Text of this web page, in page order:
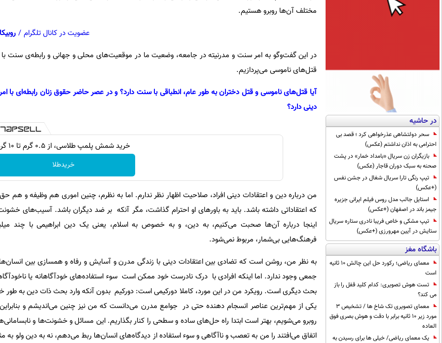
در حاشیه
سحر دولتشاهی عذرخواهی کرد ؛ قصد بی
احترامی به اذان نداشتم (عکس)
بازیگران زن سریال «بامداد خمار» در پشت
صحنه به سبک دوران قاجار (عکس)
تیپ رنگی تارا سریال شغال در جشن نفس
(+عکس)
استایل جالب مدل روس فیلم ایرانی جزیره
جیمز باند در اصفهان (+عکس)
تیپ مشکی و خاص فریبا نادری ستاره سریال
ستایش در آیین مهرورزی (+عکس)
باشگاه مغز
معمای ریاضی؛ رکورد حل این چالش 10 ثانیه
است
تست هوش تصویری: کدام کلید قفل را باز
می کند؟
معمای تصویری تک شاخ ها / تشخیص 3
مورد زیر 10 ثانیه برابر با دقت و هوش بصری فوق
العاده
یک معمای ریاضی/ خیلی ها برای رسیدن به
مختلف آن‌ها روبرو هستیم.
عضویت در کانال تلگرام / روبیکا
در این گفت‌وگو به امر سنت و مدرنیته در جامعه، وضعیت ما در موقعیت‌های محلی و جهانی و رابطه‌ی سنت
قتل‌های ناموسی می‌پردازیم.
آیا قتل‌های ناموسی و قتل دختران به طور عام، انطباقی با سنت دارد؟ و در عصر حاضر حقوق زنان رابطه‌ای با
دینی دارد؟
خرید شمش پلمپ طلاسی، از ۰.۵ گرم تا ۱۰ گرم
خریدطلا
من درباره دین و اعتقادات دینی افراد، صلاحیت اظهار نظر ندارم. اما به نظرم، چنین اموری هم وظیفه و
که اعتقاداتی داشته باشد. باید به باورهای او احترام گذاشت، مگر آنکه بر ضد دیگران باشد. آسیب‌های
اینجا درباره آن‌ها صحبت می‌کنیم، به دین، و به خصوص به اسلام، یعنی یک دین ابراهیمی با چند
فرهنگ‌هایی بی‌شمار، مربوط نمی‌شود.
به نظر من، روشن است که تضادی بین اعتقادات دینی با زندگی مدرن و آسایش و رفاه و همسازی بین
جمعی وجود ندارد. اما اینکه افرادی با درک نادرست خود ممکن است سوء استفاده‌های خودآگاهانه یا
بحث دیگری است. رویکرد من در این مورد، کاملا دورکیمی است: دورکیم بدون آنکه وارد بحث ذات دین به طور
یکی از مهم‌ترین عناصر انسجام دهنده حتی در جوامع مدرن می‌دانست که من نیز چنین می‌اندیشم و
روبرو می‌شویم، بهتر است ابتدا راه حل‌های ساده و سطحی را کنار بگذاریم. این مسائل و خشونت‌ها و
اتفاق می‌افتند را من به تعصب و ناآگاهی و سوء استفاده از دیدگاه‌های انسان‌ها ربط می‌دهم، نه به دین ولو به